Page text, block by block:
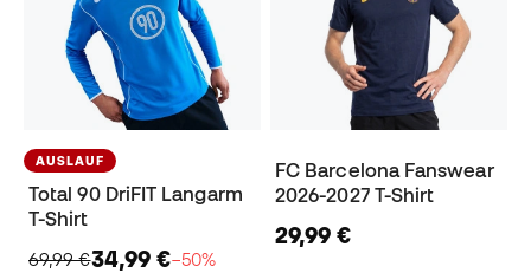
AUSLAUF
Total 90 DriFIT Langarm
T-Shirt
69,99 €34,99 €−50%
FC Barcelona Fanswear
2026-2027 T-Shirt
29,99 €